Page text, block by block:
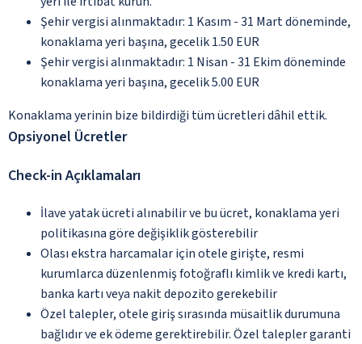
Şehir vergisi alınmaktadır: 1 Kasım - 31 Mart döneminde,
konaklama yeri başına, gecelik 1.50 EUR
Şehir vergisi alınmaktadır: 1 Nisan - 31 Ekim döneminde
konaklama yeri başına, gecelik 5.00 EUR
Konaklama yerinin bize bildirdiği tüm ücretleri dâhil ettik.
Opsiyonel Ücretler
Check-in Açıklamaları
İlave yatak ücreti alınabilir ve bu ücret, konaklama yeri
politikasına göre değişiklik gösterebilir
Olası ekstra harcamalar için otele girişte, resmi
kurumlarca düzenlenmiş fotoğraflı kimlik ve kredi kartı,
banka kartı veya nakit depozito gerekebilir
Özel talepler, otele giriş sırasında müsaitlik durumuna
bağlıdır ve ek ödeme gerektirebilir. Özel talepler garanti